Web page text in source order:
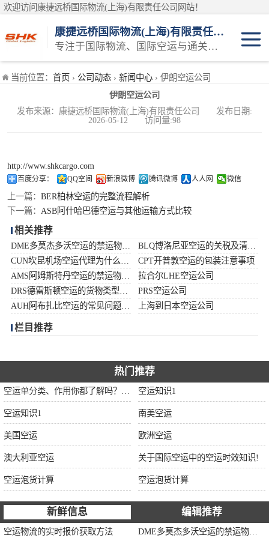
欢迎访问康捷远桥国际物流(上海)有限责任公司网站！
康捷远桥国际物流(上海)有限责任公司
专注于国际物流、国际空运与通关一体化一站式物流服务商
当前位置： 首页 › 公司动态 › 新闻中心 › 伊朗空运公司
伊朗空运公司
发布来源：康捷远桥国际物流(上海)有限责任公司 发布日期:
2026-05-12 访问量:98
http://www.shkcargo.com
百度分享： QQ空间 新浪微博 腾讯微博 人人网 微信
上一篇： BER柏林空运的完整流程解析
下一篇： ASB阿什哈巴德空运与其他运输方式比较
相关推荐
CPT开普敦空运的包装注意事项
拉合尔LHE空运公司
PRS空运公司
上海到日本空运公司
栏目推荐
热门推荐
空运知识1
空运知识1 南美空运
美国空运 欧洲空运
澳大利亚空运 关于国际空运中的空运时效知识!
空运泡货计算 空运泡货计算
新鲜信息 编辑推荐
空运物流的实时报价获取方法
日本空运
韩国空运
印度空运
巴基斯坦空运
澳大利亚空运
俄罗斯空运
加拿大空运
伊朗空运
中东空运
非洲空运
南美空运